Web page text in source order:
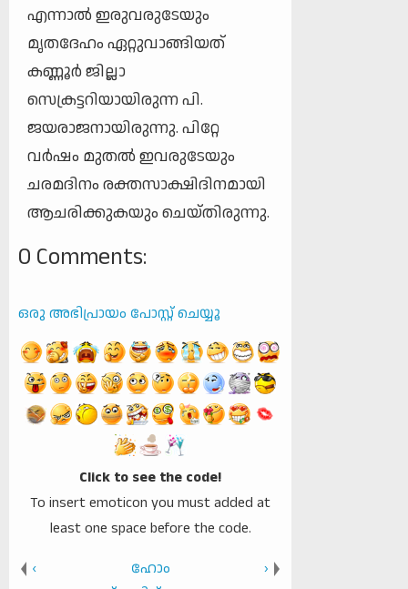
എന്നാല്‍ ഇരുവരുടേയും
മൃതദേഹം ഏറ്റുവാങ്ങിയത്
കണ്ണൂര്‍ ജില്ലാ
സെക്രട്ടറിയായിരുന്ന പി.
ജയരാജനായിരുന്നു. പിറ്റേ
വര്‍ഷം മുതല്‍ ഇവരുടേയും
ചരമദിനം രക്തസാക്ഷിദിനമായി
ആചരിക്കുകയും ചെയ്തിരുന്നു.
0 Comments:
ഒരു അഭിപ്രായം പോസ്റ്റ് ചെയ്യൂ
Click to see the code!
To insert emoticon you must added at
least one space before the code.
‹
›
ഹോം